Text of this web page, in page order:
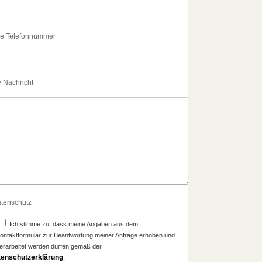
Telefonnummer
Nachricht
Ich stimme zu, dass meine Angaben aus dem
zur Beantwortung meiner Anfrage erhoben und
werden dürfen gemäß der
.